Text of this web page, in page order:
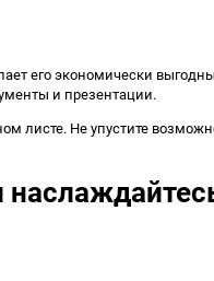
его экономически
и презентации.
листе. Не упустите